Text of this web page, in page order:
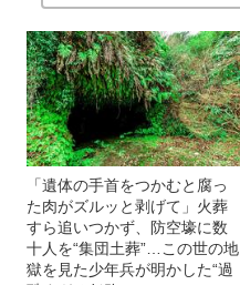
「遺体の手首をつかむと腐っ
た肉がズルッと剥げて」火葬
すら追いつかず、防空壕に数
十人を“集団土葬”…この世の地
獄を見た少年兵が明かした“過